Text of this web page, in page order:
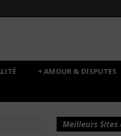
AMOUR & DISPUTES
+
Meilleurs Sites